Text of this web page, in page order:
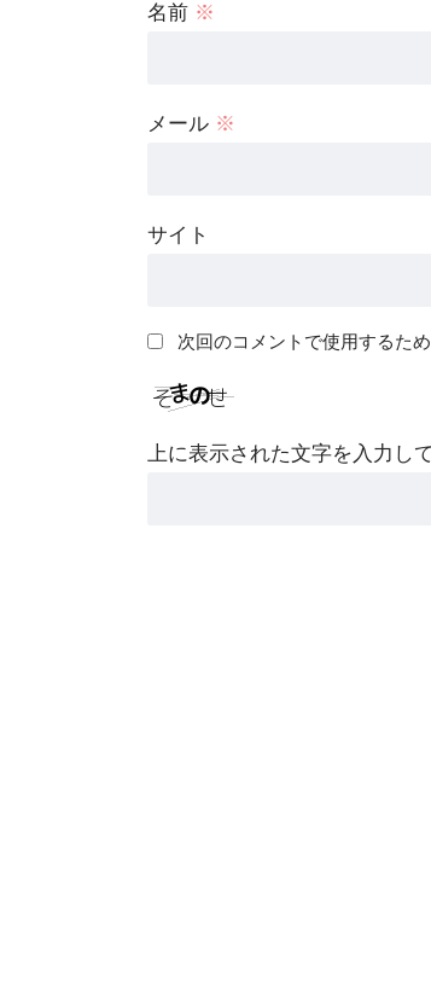
名前 ※
メール ※
サイト
次回のコメントで使用するた
上に表示された文字を入力し